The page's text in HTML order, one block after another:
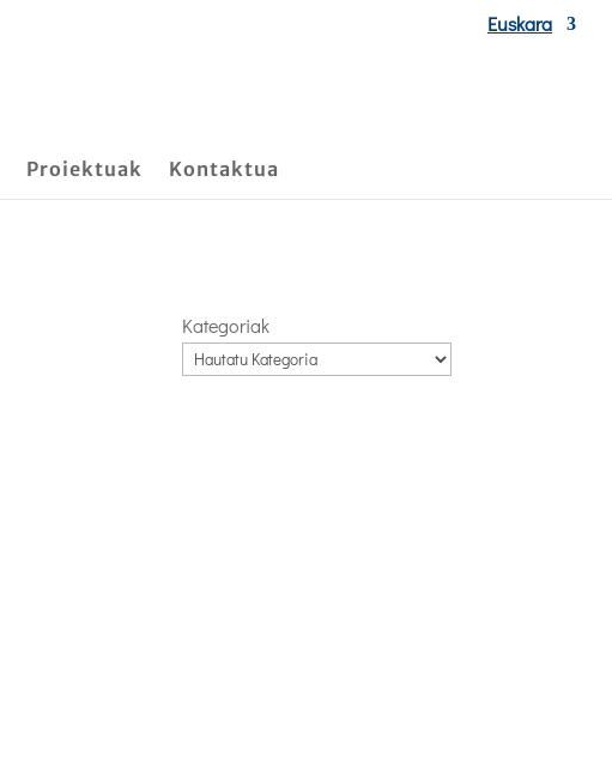
Euskara
Proiektuak Kontaktua
Kategoriak